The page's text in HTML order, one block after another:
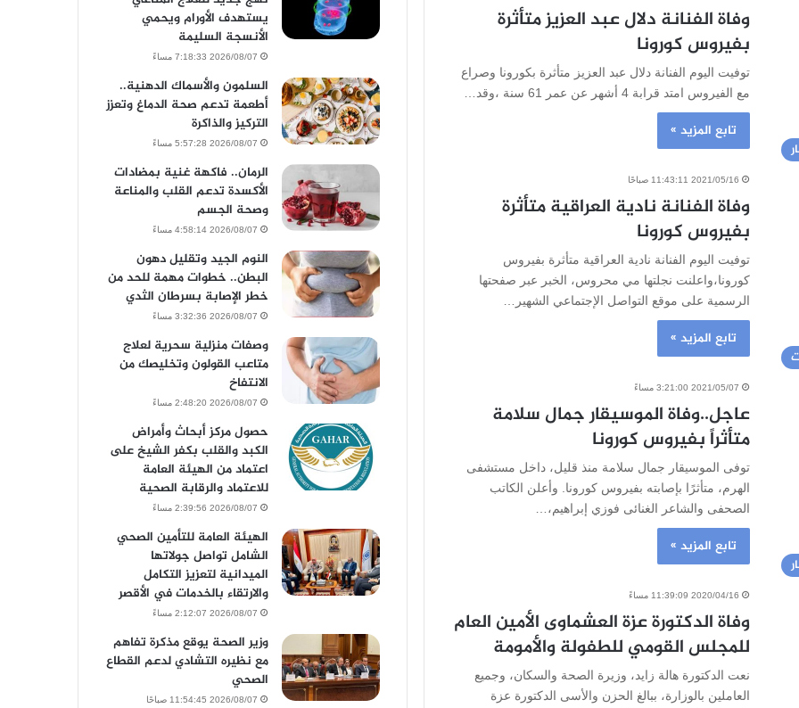
وفاة الفنانة دلال عبد العزيز متأثرة
بفيروس كورونا
توفيت اليوم الفنانة دلال عبد العزيز متأثرة بكورونا وصراع
مع الفيروس امتد قرابة 4 أشهر عن عمر 61 سنة ،وقد…
تابع المزيد »
2021/05/16 11:43:11 صباحًا
وفاة الفنانة نادية العراقية متأثرة
بفيروس كورونا
توفيت اليوم الفنانة نادية العراقية متأثرة بفيروس
كورونا،واعلنت نجلتها مي محروس، الخبر عبر صفحتها
الرسمية على موقع التواصل الإجتماعي الشهير…
تابع المزيد »
2021/05/07 3:21:00 مساءً
عاجل..وفاة الموسيقار جمال سلامة
متأثراً بفيروس كورونا
توفى الموسيقار جمال سلامة منذ قليل، داخل مستشفى
الهرم، متأثرًا بإصابته بفيروس كورونا. وأعلن الكاتب
الصحفى والشاعر الغنائى فوزي إبراهيم،…
تابع المزيد »
2020/04/16 11:39:09 مساءً
وفاة الدكتورة عزة العشماوى الأمين العام
للمجلس القومي للطفولة والأمومة
نعت الدكتورة هالة زايد، وزيرة الصحة والسكان، وجميع
العاملين بالوزارة، ببالغ الحزن والأسى الدكتورة عزة
يستهدف الأورام ويحمي
الأنسجة السليمة
2026/08/07 7:18:33 مساءً
السلمون والأسماك الدهنية..
أطعمة تدعم صحة الدماغ وتعزز
التركيز والذاكرة
2026/08/07 5:57:28 مساءً
الرمان.. فاكهة غنية بمضادات
الأكسدة تدعم القلب والمناعة
وصحة الجسم
2026/08/07 4:58:14 مساءً
النوم الجيد وتقليل دهون
البطن.. خطوات مهمة للحد من
خطر الإصابة بسرطان الثدي
2026/08/07 3:32:36 مساءً
وصفات منزلية سحرية لعلاج
متاعب القولون وتخليصك من
الانتفاخ
2026/08/07 2:48:20 مساءً
حصول مركز أبحاث وأمراض
الكبد والقلب بكفر الشيخ على
اعتماد من الهيئة العامة
للاعتماد والرقابة الصحية
2026/08/07 2:39:56 مساءً
الهيئة العامة للتأمين الصحي
الشامل تواصل جولاتها
الميدانية لتعزيز التكامل
والارتقاء بالخدمات في الأقصر
2026/08/07 2:12:07 مساءً
وزير الصحة يوقع مذكرة تفاهم
مع نظيره التشادي لدعم القطاع
الصحي
2026/08/07 11:54:45 صباحًا